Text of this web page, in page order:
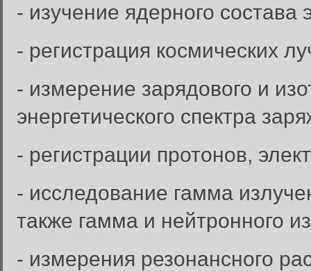
- изучение ядерного состава
- регистрация космических
- измерение зарядового и
энергетического спектра
- регистрации протонов,
- исследование гамма
также гамма и нейтронного
- измерения резонансного